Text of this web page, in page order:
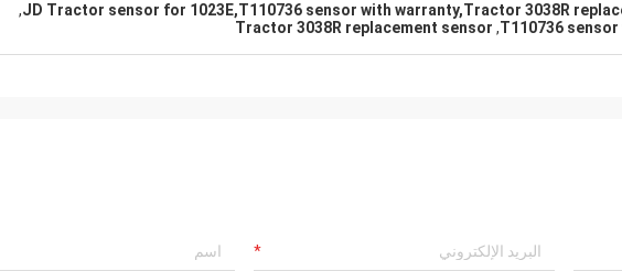
JD Tractor sensor for 1023E,T110736 sensor with warranty,Tractor 3038R
,
T110736
,
Tractor 3038R replacement sensor